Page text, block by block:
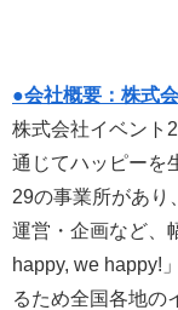
●会社概要：株式
株式会社イベント
通じてハッピーを
29の事業所があり
運営・企画など、
happy, we happy!
るため全国各地の